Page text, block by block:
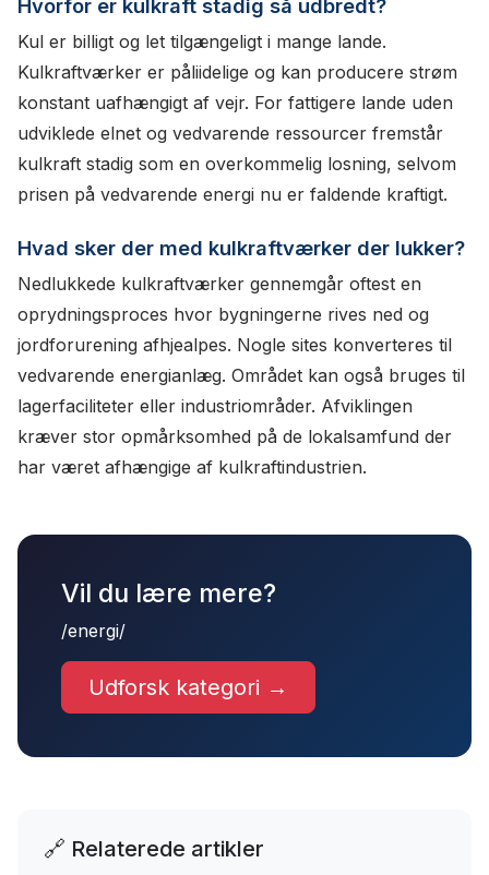
Hvorfor er kulkraft stadig så udbredt?
Kul er billigt og let tilgængeligt i mange lande.
Kulkraftværker er påliidelige og kan producere strøm
konstant uafhængigt af vejr. For fattigere lande uden
udviklede elnet og vedvarende ressourcer fremstår
kulkraft stadig som en overkommelig losning, selvom
prisen på vedvarende energi nu er faldende kraftigt.
Hvad sker der med kulkraftværker der lukker?
Nedlukkede kulkraftværker gennemgår oftest en
oprydningsproces hvor bygningerne rives ned og
jordforurening afhjealpes. Nogle sites konverteres til
vedvarende energianlæg. Området kan også bruges til
lagerfaciliteter eller industriområder. Afviklingen
kræver stor opmårksomhed på de lokalsamfund der
har været afhængige af kulkraftindustrien.
Vil du lære mere?
/energi/
Udforsk kategori →
🔗 Relaterede artikler